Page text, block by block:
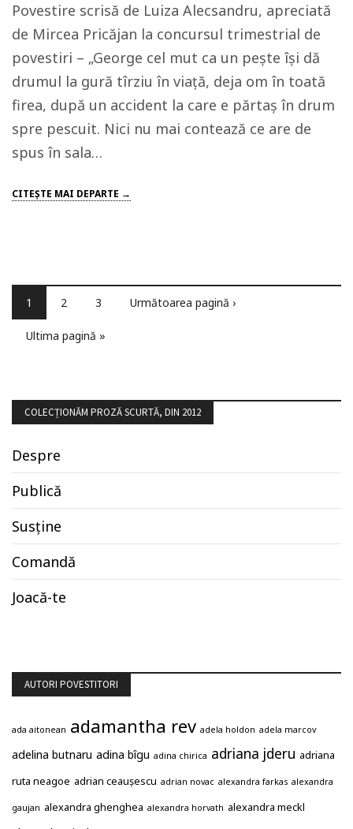
Povestire scrisă de Luiza Alecsandru, apreciată
de Mircea Pricăjan la concursul trimestrial de
povestiri – „George cel mut ca un pește își dă
drumul la gură tîrziu în viață, deja om în toată
firea, după un accident la care e părtaș în drum
spre pescuit. Nici nu mai contează ce are de
spus în sala…
CITEŞTE MAI DEPARTE →
1 2 3 Următoarea pagină ›
Ultima pagină »
COLECȚIONĂM PROZĂ SCURTĂ, DIN 2012
Despre
Publică
Susține
Comandă
Joacă-te
AUTORI POVESTITORI
ada aitonean adamantha rev adela holdon adela marcov
adelina butnaru adina bîgu adina chirica adriana jderu adriana
ruta neagoe adrian ceaușescu adrian novac alexandra farkas alexandra
gaujan alexandra ghenghea alexandra horvath alexandra meckl